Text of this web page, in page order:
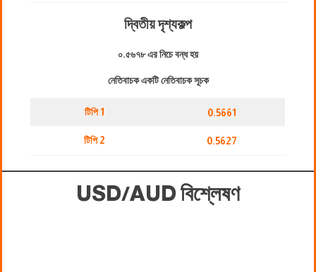
দ্বিতীয় দৃশ্যকল্প
০.৫৬৭৮ এর নিচে বন্ধ হয়
নেতিবাচক একটি নেতিবাচক সূচক
টিপি 1 0.5661
টিপি 2 0.5627
USD/AUD বিশ্লেষণ